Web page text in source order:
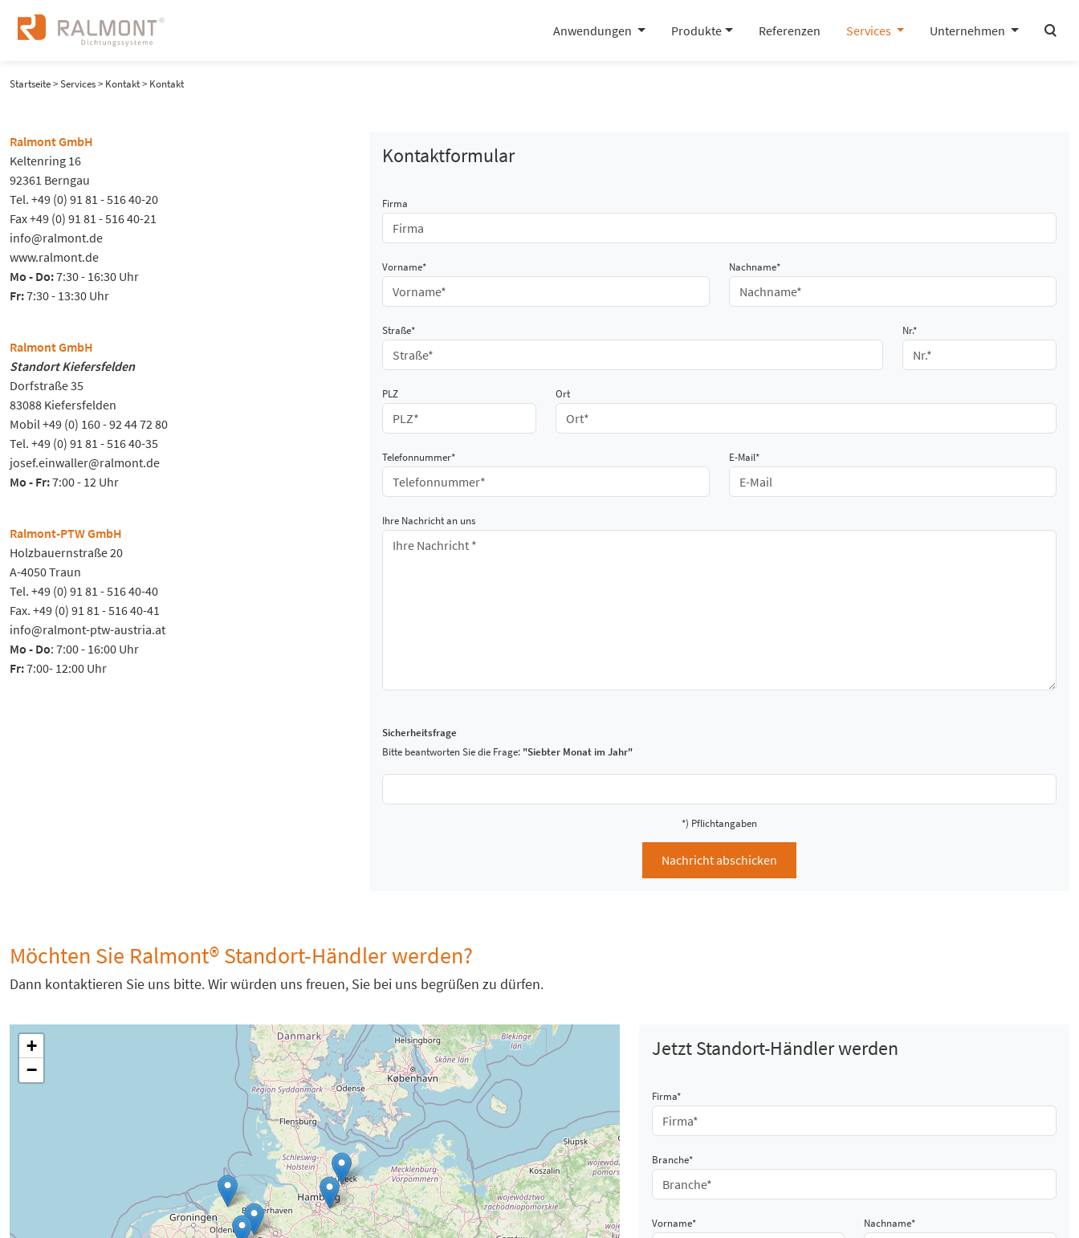
Anwendungen Produkte Referenzen Services Unternehmen search
Startseite>Services> Kontakt> Kontakt
Ralmont GmbH
Keltenring 16
92361 Berngau
Tel. +49 (0) 91 81 - 516 40-20
Fax +49 (0) 91 81 - 516 40-21
info@ralmont.de
www.ralmont.de
Mo - Do:7:30 - 16:30 Uhr
Fr:7:30 - 13:30 Uhr
Ralmont GmbH
Standort Kiefersfelden
Dorfstraße 35
83088 Kiefersfelden
Mobil +49 (0) 160 - 92 44 72 80
Tel. +49 (0) 91 81 - 516 40-35
josef.einwaller@ralmont.de
Mo - Fr:7:00 - 12 Uhr
Ralmont-PTW GmbH
Holzbauernstraße 20
A-4050 Traun
Tel. +49 (0) 91 81 - 516 40-40
Fax. +49 (0) 91 81 - 516 40-41
info@ralmont-ptw-austria.at
Mo - Do: 7:00 - 16:00 Uhr
Fr:7:00- 12:00 Uhr
Kontaktformular
Firma
Vorname* Nachname*
Straße* Nr.*
PLZ Ort
Telefonnummer* E-Mail*
Ihre Nachricht an uns
Sicherheitsfrage
Bitte beantworten Sie die Frage: "Siebter Monat im Jahr"
*) Pflichtangaben
Nachricht abschicken
Möchten Sie Ralmont® Standort-Händler werden?
Dann kontaktieren Sie uns bitte. Wir würden uns freuen, Sie bei uns begrüßen zu dürfen.
+
−
Jetzt Standort-Händler werden
Firma*
Branche*
Vorname* Nachname*